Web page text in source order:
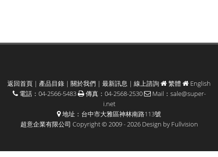
返回首頁 | 產品目錄 | 關於我們 | 最新訊息 | 線上諮詢 繁體
English
電話：04-2566-5483
傳真：04-2568-2530 Mail： sale@super-
i.net
地址：台中市大雅區神林南路113號
超意企業有限公司 Copyright © 2009 - 2026 Design by Fullvision